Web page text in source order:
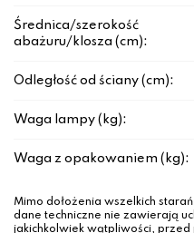
Średnica/szerokość
abażuru/klosza (cm):
Odległość od ściany (cm):
Waga lampy (kg):
Waga z opakowaniem (kg):
Mimo dołożenia wszelkich
dane techniczne nie zawierają
jakichkolwiek wątpliwości, przed